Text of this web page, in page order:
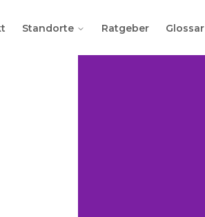
Standorte Ratgeber Glossar